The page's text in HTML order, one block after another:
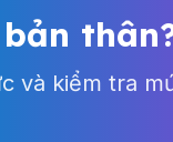
và kiểm tra